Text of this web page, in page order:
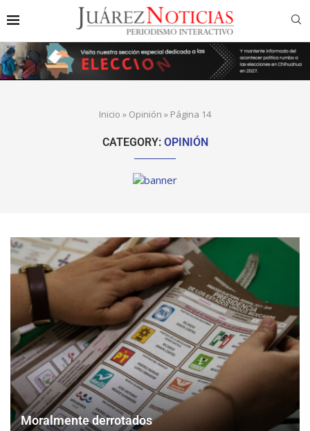
Inicio » Opinión » Página 14
CATEGORY: OPINIÓN
Moralmente derrotados